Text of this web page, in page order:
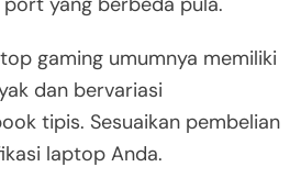
gaming umumnya memiliki
dan bervariasi
tipis. Sesuaikan pembelian
laptop Anda.